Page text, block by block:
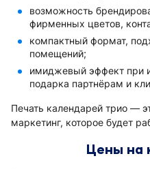
возможность
фирменных цветов,
компактный формат,
помещений;
имиджевый эффект при
подарка партнёрам и
Печать календарей трио —
маркетинг, которое будет
Цены на